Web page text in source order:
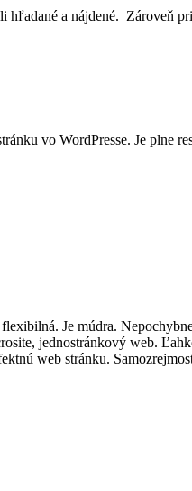
a nájdené. Zároveň
vo WordPresse. Je plne
Je múdra.
jednostránkový web.
web stránku.